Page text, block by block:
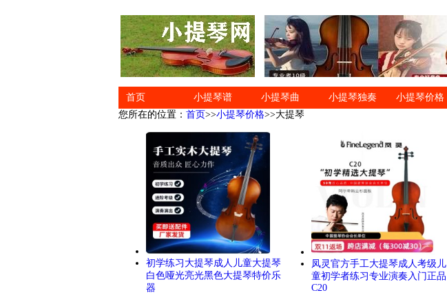
首页 小提琴谱 小提琴曲 小提琴独奏 小提琴价格
您所在的位置： 首页>>小提琴价格>>大提琴
初学练习大提琴成人儿童大提琴
白色哑光亮光黑色大提琴特价乐
器
凤灵官方手工大提琴成人考级儿
童初学者练习专业演奏入门正品
C20